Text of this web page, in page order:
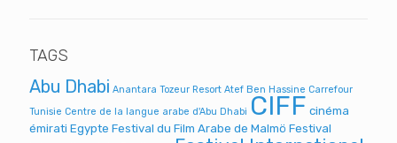
TAGS
Abu Dhabi Anantara Tozeur Resort Atef Ben Hassine Carrefour
Tunisie Centre de la langue arabe d'Abu Dhabi CIFF cinéma
émirati Egypte Festival du Film Arabe de Malmö Festival